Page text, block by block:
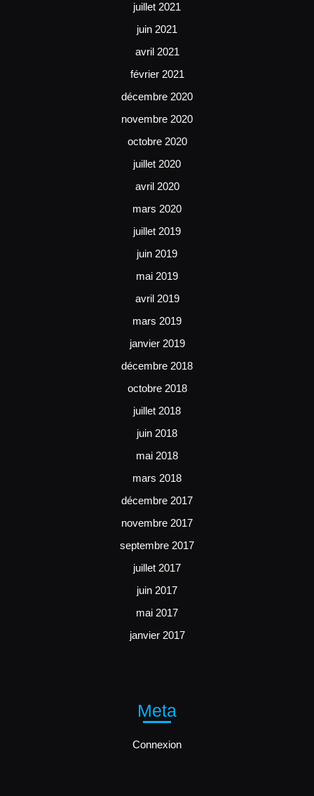
juillet 2021
juin 2021
avril 2021
février 2021
décembre 2020
novembre 2020
octobre 2020
juillet 2020
avril 2020
mars 2020
juillet 2019
juin 2019
mai 2019
avril 2019
mars 2019
janvier 2019
décembre 2018
octobre 2018
juillet 2018
juin 2018
mai 2018
mars 2018
décembre 2017
novembre 2017
septembre 2017
juillet 2017
juin 2017
mai 2017
janvier 2017
Meta
Connexion